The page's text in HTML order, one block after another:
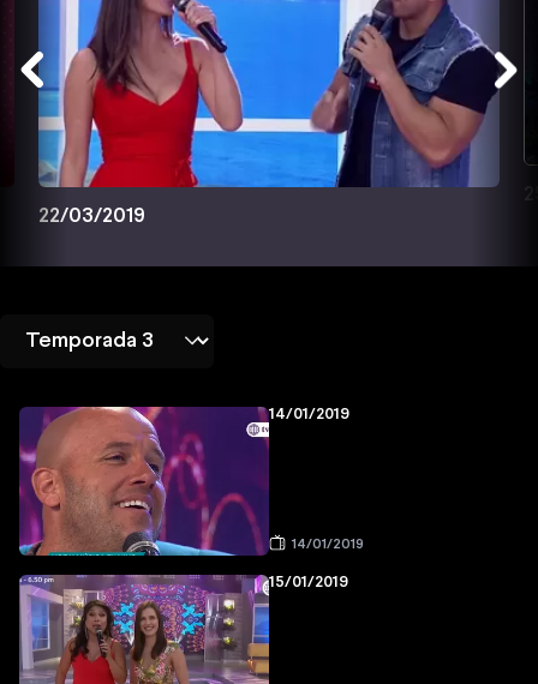
22/03/2019
14/01/2019
14/01/2019
15/01/2019